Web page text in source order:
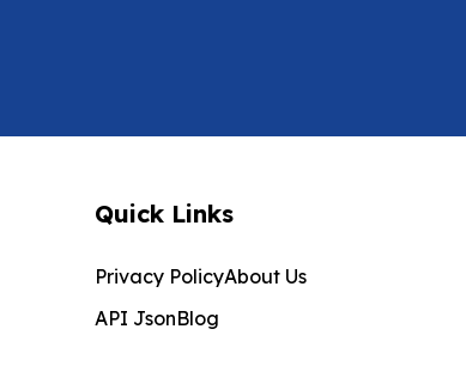
Quick Links
Privacy PolicyAbout Us
API JsonBlog